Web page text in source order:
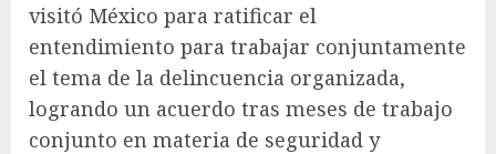
visitó México para ratificar el
entendimiento para trabajar conjuntamente
el tema de la delincuencia organizada,
logrando un acuerdo tras meses de trabajo
conjunto en materia de seguridad y